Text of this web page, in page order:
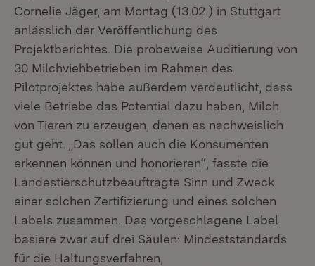
Cornelie Jäger, am Montag (13.02.) in Stuttgart
anlässlich der Veröffentlichung des
Projektberichtes. Die probeweise Auditierung von
30 Milchviehbetrieben im Rahmen des
Pilotprojektes habe außerdem verdeutlicht, dass
viele Betriebe das Potential dazu haben, Milch
von Tieren zu erzeugen, denen es nachweislich
gut geht. „Das sollen auch die Konsumenten
erkennen können und honorieren“, fasste die
Landestierschutzbeauftragte Sinn und Zweck
einer solchen Zertifizierung und eines solchen
Labels zusammen. Das vorgeschlagene Label
basiere zwar auf drei Säulen: Mindeststandards
für die Haltungsverfahren,